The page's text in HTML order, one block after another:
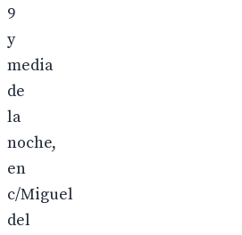
9
y
media
de
la
noche,
en
c/Miguel
del